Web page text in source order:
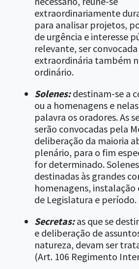
extraordinariamente
para analisar projetos,
de urgência e interesse
relevante, ser convocada
extraordinária também
ordinário.
Solenes:destinam-se a
ou a homenagens e
palavra os oradores. As
serão convocadas pela
deliberação da maioria
plenário, para o fim
for determinado.
destinadas às grandes
homenagens,
de Legislatura e período.
Secretas:as que se
e deliberação de
natureza, devam ser
(Art. 106 Regimento